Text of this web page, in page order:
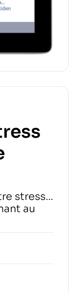
stress...
au